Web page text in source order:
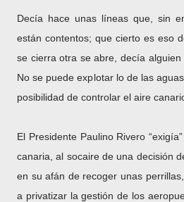
Decía hace unas líneas que, sin
están contentos; que cierto es eso
se cierra otra se abre, decía alguien
No se puede explotar lo de las
posibilidad de controlar el aire
El Presidente Paulino Rivero
canaria, al socaire de una decisión
en su afán de recoger unas
a privatizar la gestión de los